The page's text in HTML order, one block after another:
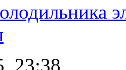
23:38